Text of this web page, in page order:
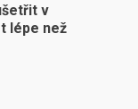
v
lépe než